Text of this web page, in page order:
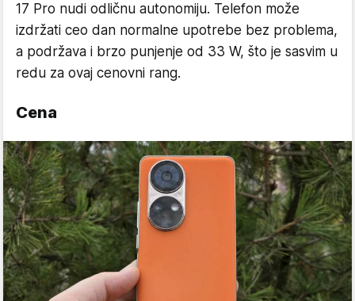
17 Pro nudi odličnu autonomiju. Telefon može
izdržati ceo dan normalne upotrebe bez problema,
a podržava i brzo punjenje od 33 W, što je sasvim u
redu za ovaj cenovni rang.
Cena